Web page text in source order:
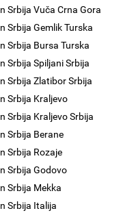
Srbija Vuča Crna Gora
Srbija Gemlik Turska
Srbija Bursa Turska
Srbija Spiljani Srbija
Srbija Zlatibor Srbija
Srbija Kraljevo
Srbija Kraljevo Srbija
Srbija Berane
Srbija Rozaje
Srbija Godovo
Srbija Mekka
Srbija Italija